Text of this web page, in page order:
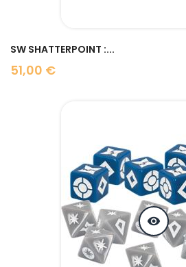
SW SHATTERPOINT :...
51,00 €
Prix
visibility